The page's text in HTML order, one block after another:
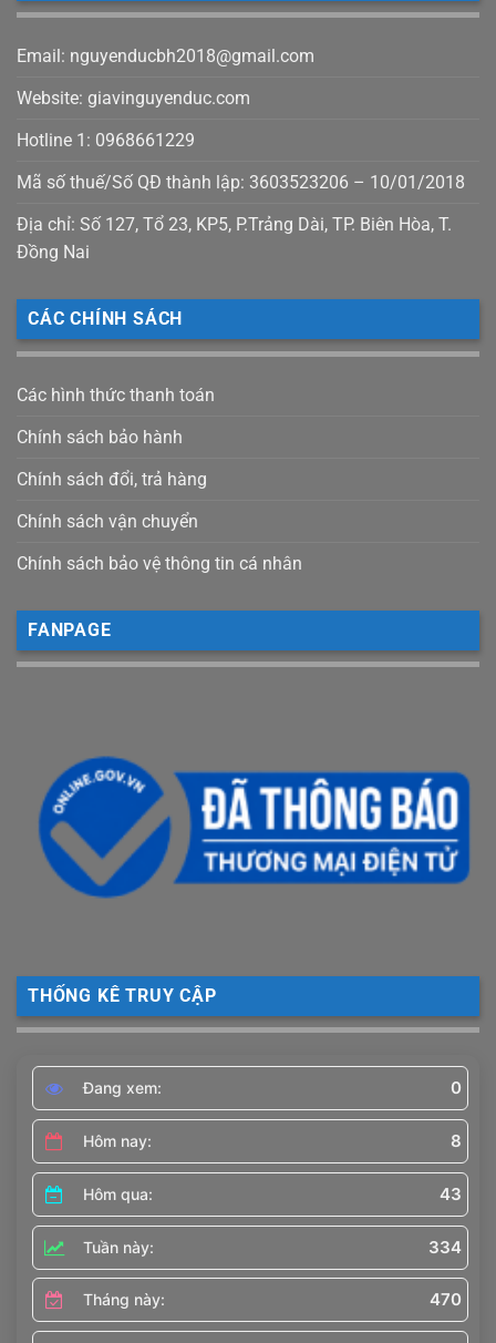
Email: nguyenducbh2018@gmail.com
Website: giavinguyenduc.com
Hotline 1: 0968661229
Mã số thuế/Số QĐ thành lập: 3603523206 – 10/01/2018
Địa chỉ: Số 127, Tổ 23, KP5, P.Trảng Dài, TP. Biên Hòa, T.
Đồng Nai
CÁC CHÍNH SÁCH
Các hình thức thanh toán
Chính sách bảo hành
Chính sách đổi, trả hàng
Chính sách vận chuyển
Chính sách bảo vệ thông tin cá nhân
FANPAGE
THỐNG KÊ TRUY CẬP
Đang xem: 0
Hôm nay: 8
Hôm qua: 43
Tuần này: 334
Tháng này: 470